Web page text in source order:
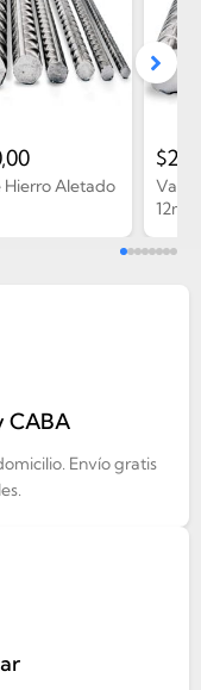
Hierro Aletado
$
CABA
Envío gratis